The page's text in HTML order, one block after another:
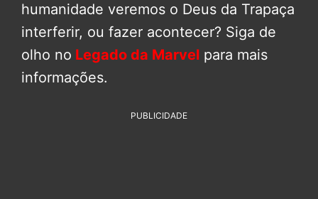
humanidade veremos o Deus da Trapaça
interferir, ou fazer acontecer? Siga de
olho no Legado da Marvel para mais
informações.
PUBLICIDADE